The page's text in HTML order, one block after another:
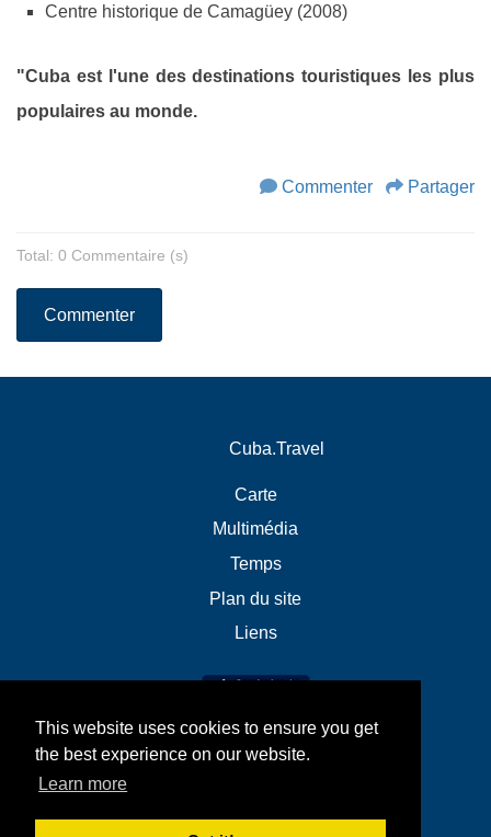
This website uses cookies to ensure you get
the best experience on our website.
Learn more
Centre historique de Camagüey (2008)
"Cuba est l'une des destinations touristiques les plus
populaires au monde.
Commenter Partager
Total: 0 Commentaire (s)
Commenter
Cuba.Travel
Carte
Multimédia
Temps
Plan du site
Liens